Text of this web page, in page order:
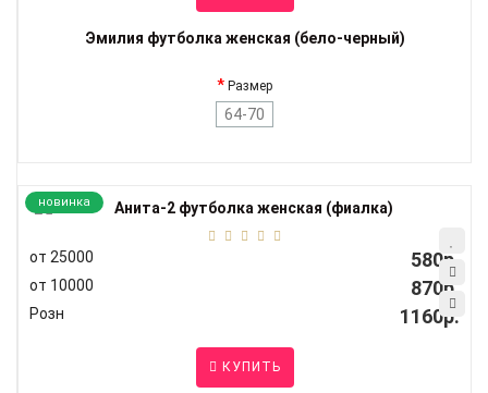
Эмилия футболка женская (бело-черный)
Размер
64-70
новинка
от 25000 580р.
от 10000 870р.
Розн 1160р.
КУПИТЬ